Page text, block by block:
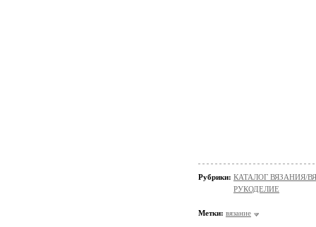
Рубрики: КАТАЛОГ ВЯЗАНИЯ/
РУКОДЕЛИЕ
Метки: вязание